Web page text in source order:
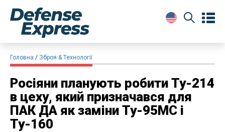
Головна Зброя & Технології
Росіяни планують робити Ту-214
в цеху, який призначався для
ПАК ДА як заміни Ту-95МС і
Ту-160